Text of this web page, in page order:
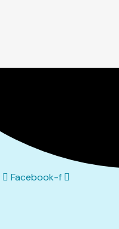
Facebook-f